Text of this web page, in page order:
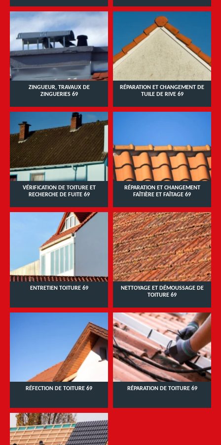
ZINGUEUR, TRAVAUX DE
ZINGUERIES 69
RÉPARATION ET CHANGEMENT DE
TUILE DE RIVE 69
VÉRIFICATION DE TOITURE ET
RECHERCHE DE FUITE 69
RÉPARATION ET CHANGEMENT
FAÎTIÈRE ET FAÎTAGE 69
ENTRETIEN TOITURE 69
NETTOYAGE ET DÉMOUSSAGE DE
TOITURE 69
RÉFECTION DE TOITURE 69 RÉPARATION DE TOITURE 69